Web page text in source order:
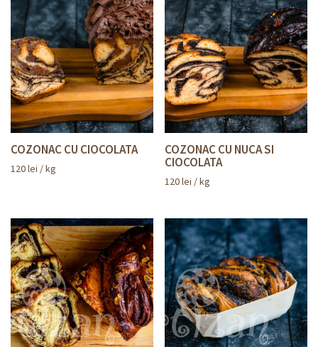
COZONAC CU CIOCOLATA
120lei / kg
COZONAC CU NUCA SI
CIOCOLATA
120lei / kg